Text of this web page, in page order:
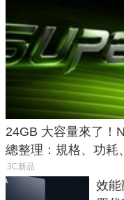
24GB 大容量來了！
總整理：規格、功耗
3C新品
效能